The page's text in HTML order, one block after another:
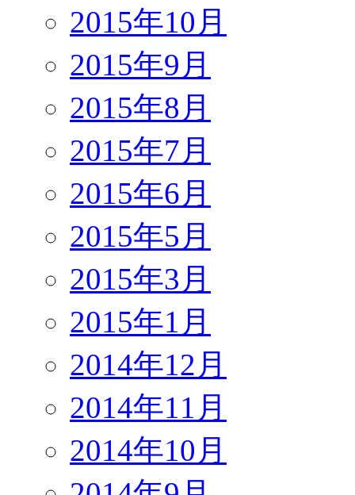
2015年10月
2015年9月
2015年8月
2015年7月
2015年6月
2015年5月
2015年3月
2015年1月
2014年12月
2014年11月
2014年10月